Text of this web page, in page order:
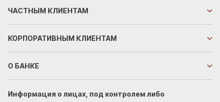
ЧАСТНЫМ КЛИЕНТАМ
КОРПОРАТИВНЫМ КЛИЕНТАМ
О БАНКЕ
Информация о лицах, под контролем либо